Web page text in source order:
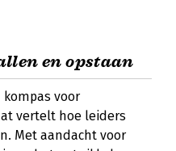
en opstaan
kompas voor
vertelt hoe leiders
Met aandacht voor